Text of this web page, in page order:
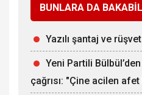
BUNLARA DA
Yazılı şantaj ve
Yeni Partili
çağrısı: "Çine acilen